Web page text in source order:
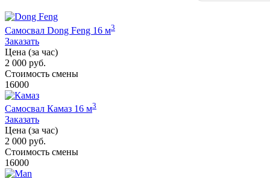
Самосвал Dong Feng 16 м3
Заказать
Цена (за час)
2 000 руб.
Стоимость смены
16000
Самосвал Камаз 16 м3
Заказать
Цена (за час)
2 000 руб.
Стоимость смены
16000